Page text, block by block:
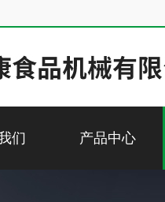
们 产品中心